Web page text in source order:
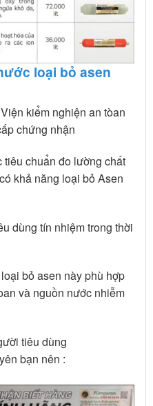
loại bỏ asen
kiểm nghiện an tòan
chứng nhận
tiêu chuẩn đo lường chất
khả năng loại bỏ Asen
dùng tín nhiệm trong thời
bỏ asen này phù hợp
và nguồn nước nhiễm
tiêu dùng
bạn nên :